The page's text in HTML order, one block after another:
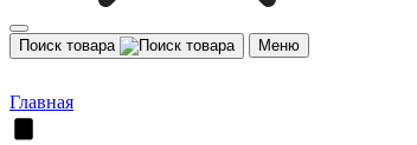
Поиск товара Меню
Главная